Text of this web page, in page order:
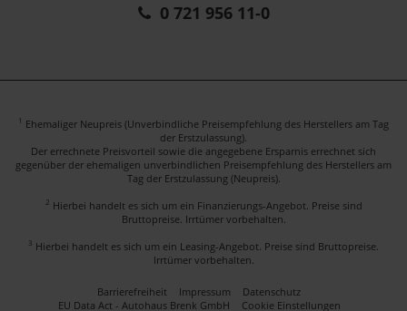
0 721 956 11-0
1 Ehemaliger Neupreis (Unverbindliche Preisempfehlung des Herstellers am Tag
der Erstzulassung).
Der errechnete Preisvorteil sowie die angegebene Ersparnis errechnet sich
gegenüber der ehemaligen unverbindlichen Preisempfehlung des Herstellers am
Tag der Erstzulassung (Neupreis).
2 Hierbei handelt es sich um ein Finanzierungs-Angebot. Preise sind
Bruttopreise. Irrtümer vorbehalten.
3 Hierbei handelt es sich um ein Leasing-Angebot. Preise sind Bruttopreise.
Irrtümer vorbehalten.
Barrierefreiheit Impressum
Datenschutz
EU Data Act - Autohaus Brenk GmbH
Cookie Einstellungen